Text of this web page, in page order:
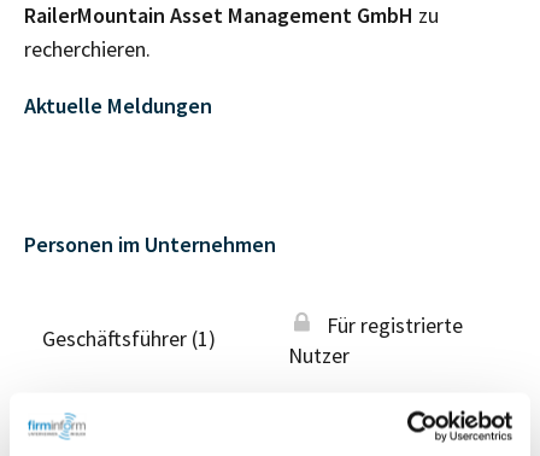
RailerMountain Asset Management GmbH zu
recherchieren.
Aktuelle Meldungen
Personen im Unternehmen
Geschäftsführer (1)
Für registrierte
Nutzer
Vollständiges